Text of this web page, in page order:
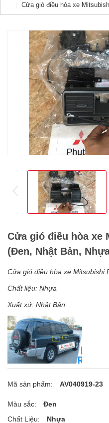
Cửa gió điều hòa xe
prev
Cửa gió điều hòa xe
(Đen, Nhật Bản,
Cửa gió điều hòa xe Mitsubishi
Chất liệu: Nhựa
Xuất xứ: Nhật Bản
Mã sản phẩm: AV040919-23
Màu sắc:
Đen
Chất Liệu:
Nhựa